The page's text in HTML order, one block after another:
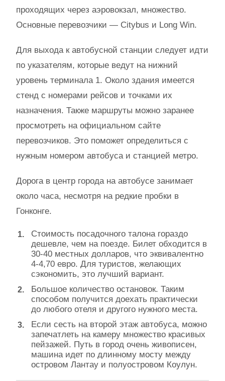
проходящих через аэровокзал, множество.
Основные перевозчики — Citybus и Long Win.
Для выхода к автобусной станции следует идти
по указателям, которые ведут на нижний
уровень терминала 1. Около здания имеется
стенд с номерами рейсов и точками их
назначения. Также маршруты можно заранее
просмотреть на официальном сайте
перевозчиков. Это поможет определиться с
нужным номером автобуса и станцией метро.
Дорога в центр города на автобусе занимает
около часа, несмотря на редкие пробки в
Гонконге.
Стоимость посадочного талона гораздо
дешевле, чем на поезде. Билет обходится в
30-40 местных долларов, что эквивалентно
4-4,70 евро. Для туристов, желающих
сэкономить, это лучший вариант.
Большое количество остановок. Таким
способом получится доехать практически
до любого отеля и другого нужного места.
Если сесть на второй этаж автобуса, можно
запечатлеть на камеру множество красивых
пейзажей. Путь в город очень живописен,
машина идет по длинному мосту между
островом Лантау и полуостровом Коулун.